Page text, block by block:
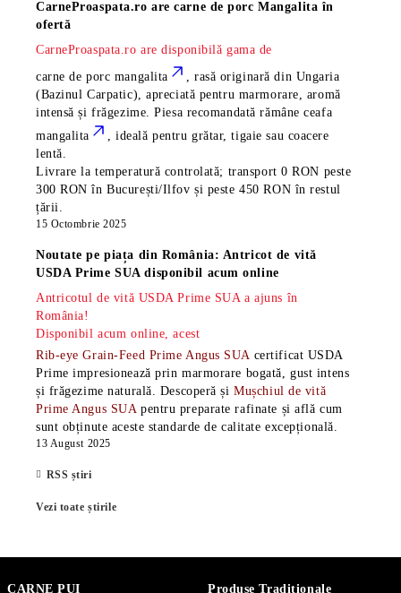
CarneProaspata.ro arecarne de porc Mangalita în
ofertă
CarneProaspata.ro are disponibilă gama de
carne de porc mangalita
, rasă originară din Ungaria
(Bazinul Carpatic), apreciată pentru marmorare, aromă
intensă și frăgezime. Piesa recomandată rămâneceafa
mangalita
, ideală pentru grătar, tigaie sau coacere
lentă.
Livrare la temperatură controlată; transport 0 RON peste
300 RON în București/Ilfov și peste 450 RON în restul
țării.
15 Octombrie 2025
Noutate pe piața din România: Antricot de vită
USDA Prime SUA disponibil acum online
Antricotul de vită USDA Prime SUA a ajuns în
România!
Disponibil acum online, acest
Rib-eye Grain-Feed Prime Angus SUA certificat USDA
Prime impresionează prin marmorare bogată, gust intens
și frăgezime naturală. Descoperă șiMușchiul de vită
Prime Angus SUA pentru preparate rafinate și află cum
sunt obținute aceste standarde de calitate excepțională.
13 August 2025
RSS știri
Vezi toate știrile
CARNE PUI Produse Traditionale